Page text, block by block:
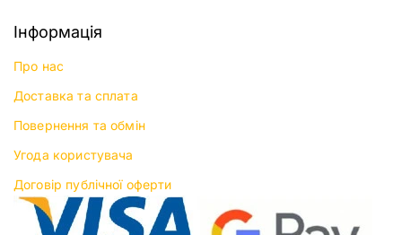
Інформація
Про нас
Доставка та сплата
Повернення та обмін
Угода користувача
Договір публічної оферти